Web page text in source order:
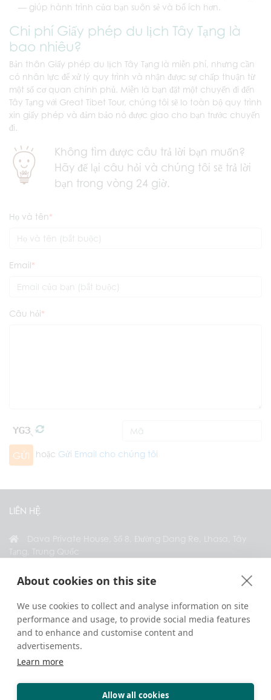
About cookies on this site
We use cookies to collect and analyse information on site
performance and usage, to provide social media features
and to enhance and customise content and
advertisements.
Learn more
Allow all cookies
— giúp hành trình của bạn suôn sẻ và bổ ích hơn.
Chi phí Giấy phép du lịch Tây Tạng là
bao nhiêu?
Bản thân Giấy phép du lịch Tây Tạng là miễn phí, nhưng cần
có nhân lực để xử lý quy trình và nhận được sự chấp thuận từ
một số cơ quan chính phủ. Miễn là bạn đặt một chuyến đi đến
Tây Tạng với Great Tibet Tour, chúng tôi sẽ lo toàn bộ quy trình
xin giấy phép và đảm bảo nó được giao cho bạn trước chuyến
đi.
Không tìm được câu trả lời bạn muốn?
Hãy để lại câu hỏi và chúng tôi sẽ trả lời
bạn trong vòng 24 giờ.
Họ và tên
Email
Câu hỏi
GỬI hoặc Gửi Email cho chúng tôi
LIÊN HỆ
Tạng, Trung Quốc
KẾT NỐI VỚI CHÚNG TÔI